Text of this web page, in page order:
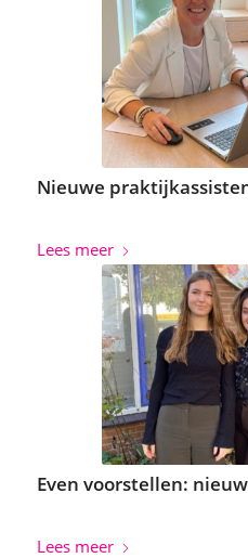
Nieuwe
Lees meer
Even voorstellen:
Lees meer